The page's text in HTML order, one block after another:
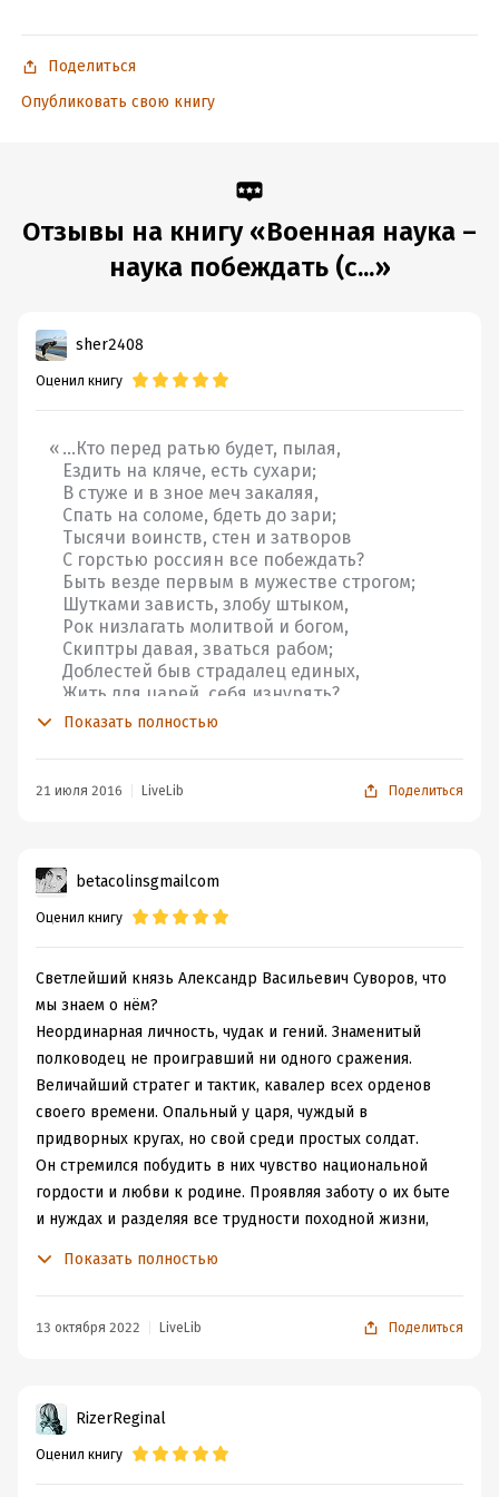
познакомиться с ключевыми произведениями и идеями
Подробная информация
Дата написания:1 января 2015
Год издания:
ISBN (EAN):
Время на чтение: 3ч.
Поделиться
Опубликовать свою книгу
Отзывы на книгу «Военная наука –
наука побеждать (с...»
sher2408
Оценил книгу
…Кто перед ратью будет, пылая,
Ездить на кляче, есть сухари;
В стуже и в зное меч закаляя,
Спать на соломе, бдеть до зари;
Тысячи воинств, стен и затворов
С горстью россиян все побеждать?
Быть везде первым в мужестве строгом;
Шутками зависть, злобу штыком,
Рок низлагать молитвой и богом,
Скиптры давая, зваться рабом;
Доблестей быв страдалец единых,
Жить для царей, себя изнурять?..
(Г.Р. Державин «Снегирь», ода на смерть
От этой книги было невозможно оторваться.
Суворова-Рымникского, князя Италийского. Перед
читателем предстает неординарный человек, отдавший
54 из 69 прожитых им лет на служение Отечеству, всей
множество войн и опалу на закате жизни. Он -
личность, чье счастье составила воинская служба;
ратный муж, отличавшийся благородством,
непритязательностью, умевший любить и
заслуживший право быть обожаемым лидером.
Александр Васильевич Суворов всегда действовал
согласно своему жизненному принципу – «торопиться
делать добро!».
Кроме принадлежащих перу полководца произведений
(«Автобиография», «Наука побеждать» и писем к
современников о встречах с Суворовым, описания его
Гавриилом Романовичем Державиным.
изложенные легким, четким просторечным языком,
доступным любому русскому человеку, ведь трактат
адресован не только офицерам, но и солдатам. Это не
Показать полностью
21 июля 2016 LiveLib Поделиться
betacolinsgmailcom
Оценил книгу
Светлейший князь Александр Васильевич Суворов, что
мы знаем о нём?
Неординарная личность, чудак и гений. Знаменитый
полководец не проигравший ни одного сражения.
Величайший стратег и тактик, кавалер всех орденов
своего времени. Опальный у царя, чуждый в
придворных кругах, но свой среди простых солдат.
Он стремился побудить в них чувство национальной
гордости и любви к родине. Проявляя заботу о их быте
и нуждах и разделяя все трудности походной жизни,
Теория без практики мертва, практика
Стреляй редко, да метко, штыком коли
крепко.
Показать полностью
13 октября 2022 LiveLib Поделиться
RizerReginal
Оценил книгу